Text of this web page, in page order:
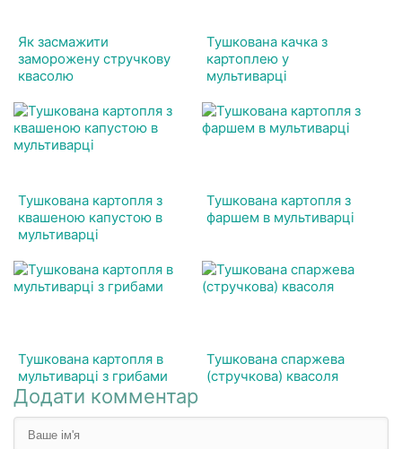
Як засмажити
заморожену стручкову
квасолю
Тушкована качка з
картоплею у
мультиварці
Тушкована картопля з
квашеною капустою в
мультиварці
Тушкована картопля з
фаршем в мультиварці
Тушкована картопля в
мультиварці з грибами
Тушкована спаржева
(стручкова) квасоля
Додати комментар